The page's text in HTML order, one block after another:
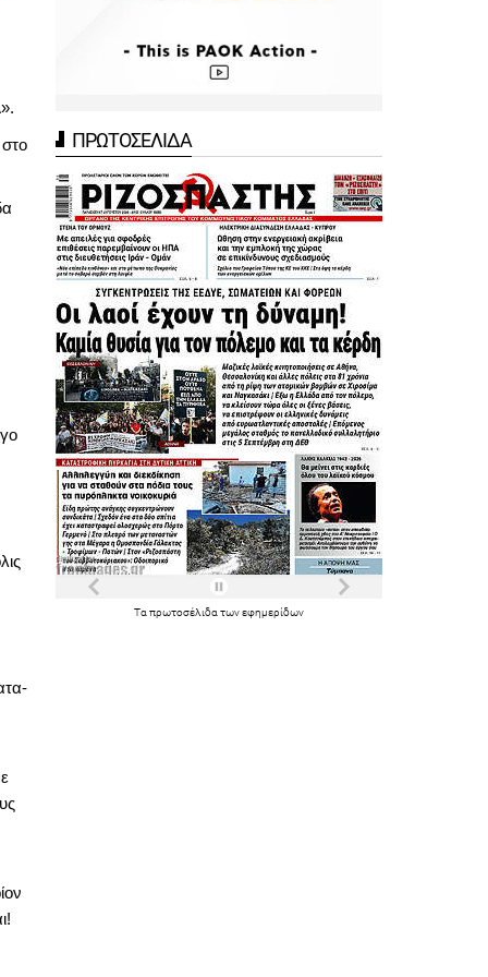
ΠΡΩΤΟΣΕΛΙΔΑ
Τα πρωτοσέλιδα τωνεφημερίδων